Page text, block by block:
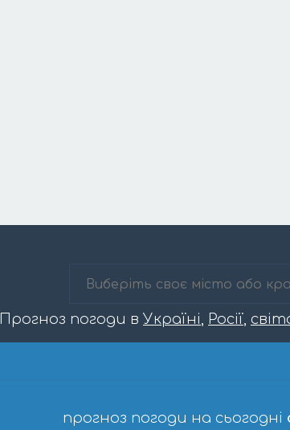
Прогноз погоди в Україні, Росії,
прогноз погоди на сьогодні